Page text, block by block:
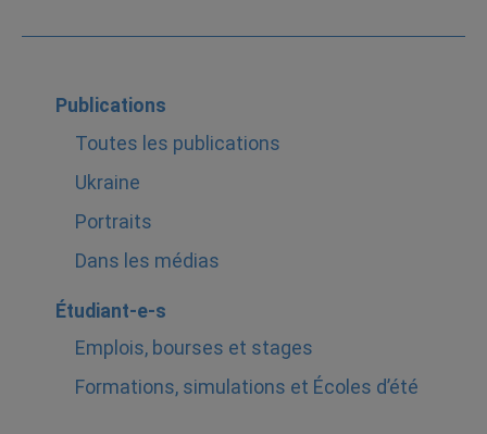
Publications
Toutes les publications
Ukraine
Portraits
Dans les médias
Étudiant-e-s
Emplois, bourses et stages
Formations, simulations et Écoles d’été